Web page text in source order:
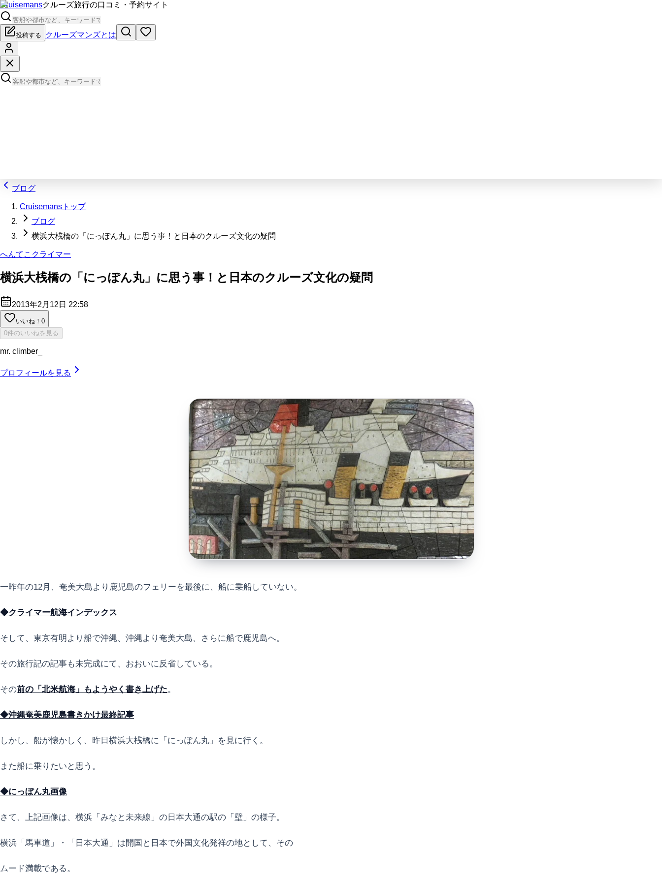
Cruisemansクルーズ旅行の口コミ・予約サイト
投稿する クルーズマンズとは
ブログ
Cruisemansトップ
ブログ
横浜大桟橋の「にっぽん丸」に思う事！と日本のクルーズ文化の疑問
へんてこクライマー
横浜大桟橋の「にっぽん丸」に思う事！と日本のクルーズ文化の疑問
2013年2月12日 22:58
いいね！ 0
0件のいいねを見る
mr. climber_
プロフィールを見る
一昨年の12月、奄美大島より鹿児島のフェリーを最後に、船に乗船していない。
◆クライマー航海インデックス
そして、東京有明より船で沖縄、沖縄より奄美大島、さらに船で鹿児島へ。
その旅行記の記事も未完成にて、おおいに反省している。
その前の「北米航海」もようやく書き上げた。
◆沖縄奄美鹿児島書きかけ最終記事
しかし、船が懐かしく、昨日横浜大桟橋に「にっぽん丸」を見に行く。
また船に乗りたいと思う。
◆にっぼん丸画像
さて、上記画像は、横浜「みなと未来線」の日本大通の駅の「壁」の様子。
横浜「馬車道」・「日本大通」は開国と日本で外国文化発祥の地として、その
ムード満載である。